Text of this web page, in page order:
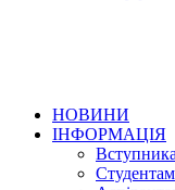
НОВИНИ
ІНФОРМАЦІЯ
Студентам